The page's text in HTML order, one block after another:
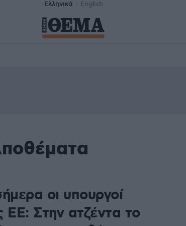
Ελληνικά English
οι υπουργοί
ΕΕ: Στην ατζέντα το